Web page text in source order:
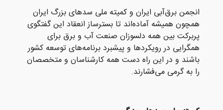
انجمن برق‌آبی ایران و کمیته ملی سدهای بزرگ ایران
همچون همیشه آماده‌اند تا بسترساز انعقاد این گفتگوی
پربرکت بین همه دلسوزان صنعت آب و برق برای
همگرایی در رویکردها و پیشبرد برنامه‌های توسعه کشور
باشند و در این راه دست همه کارشناسان و متخصصان
را به گرمی می‌فشارند.